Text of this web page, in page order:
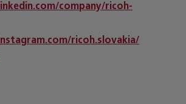
company/ricoh-
ricoh.slovakia/